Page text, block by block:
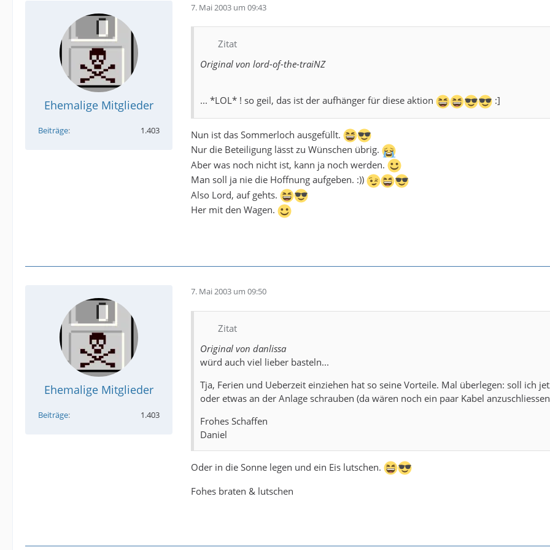
Ehemalige Mitglieder
Beiträge 1.403
7. Mai 2003 um 09:43
Zitat
Original von lord-of-the-traiNZ
... *LOL* ! so geil, das ist der aufhänger für diese aktion :]
Nun ist das Sommerloch ausgefüllt.
Nur die Beteiligung lässt zu Wünschen übrig.
Aber was noch nicht ist, kann ja noch werden.
Man soll ja nie die Hoffnung aufgeben. :))
Also Lord, auf gehts.
Her mit den Wagen.
Ehemalige Mitglieder
Beiträge 1.403
7. Mai 2003 um 09:50
Zitat
Original von danlissa
würd auch viel lieber basteln...
Tja, Ferien und Ueberzeit einziehen hat so seine Vorteile. Mal überlegen: soll ich
oder etwas an der Anlage schrauben (da wären noch ein paar Kabel
Frohes Schaffen
Daniel
Oder in die Sonne legen und ein Eis lutschen.
Fohes braten & lutschen